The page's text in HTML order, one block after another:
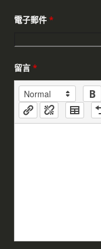
電子郵件 *
留言 *